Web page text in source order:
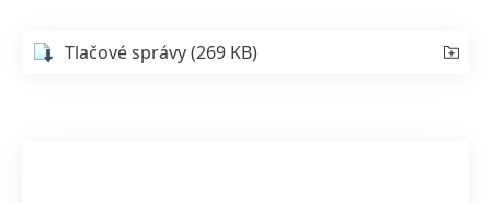
Tlačové správy(269 KB)